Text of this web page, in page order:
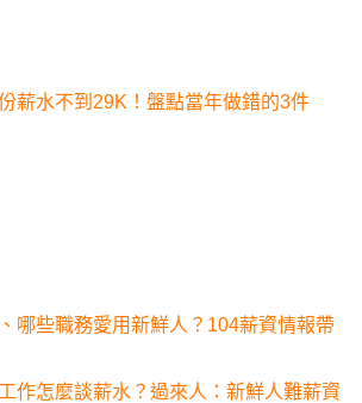
薪水不到29K！盤點當年做錯的3件
哪些職務愛用新鮮人？104薪資情報帶
作怎麼談薪水？過來人：新鮮人難薪資